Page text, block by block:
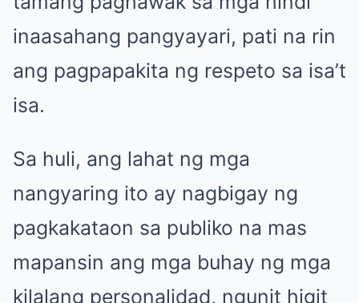
inaasahang pangyayari, pati na rin
ang pagpapakita ng respeto sa isa’t
isa.
Sa huli, ang lahat ng mga
nangyaring ito ay nagbigay ng
pagkakataon sa publiko na mas
mapansin ang mga buhay ng mga
kilalang personalidad, ngunit higit